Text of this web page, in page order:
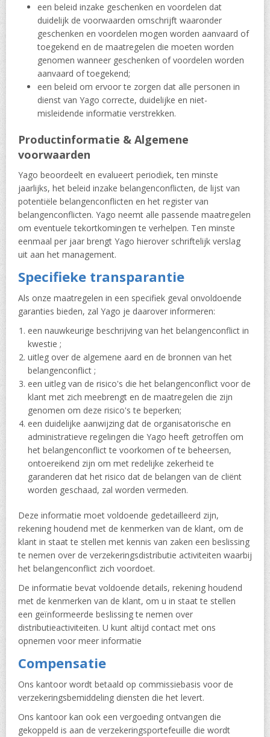
een beleid inzake geschenken en voordelen dat
duidelijk de voorwaarden omschrijft waaronder
geschenken en voordelen mogen worden aanvaard of
toegekend en de maatregelen die moeten worden
genomen wanneer geschenken of voordelen worden
aanvaard of toegekend;
een beleid om ervoor te zorgen dat alle personen in
dienst van Yago correcte, duidelijke en niet-
misleidende informatie verstrekken.
Productinformatie & Algemene
voorwaarden
Yago beoordeelt en evalueert periodiek, ten minste
jaarlijks, het beleid inzake belangenconflicten, de lijst van
potentiële belangenconflicten en het register van
belangenconflicten. Yago neemt alle passende maatregelen
om eventuele tekortkomingen te verhelpen. Ten minste
eenmaal per jaar brengt Yago hierover schriftelijk verslag
uit aan het management.
Specifieke transparantie
Als onze maatregelen in een specifiek geval onvoldoende
garanties bieden, zal Yago je daarover informeren:
een nauwkeurige beschrijving van het belangenconflict in
kwestie ;
uitleg over de algemene aard en de bronnen van het
belangenconflict ;
een uitleg van de risico's die het belangenconflict voor de
klant met zich meebrengt en de maatregelen die zijn
genomen om deze risico's te beperken;
een duidelijke aanwijzing dat de organisatorische en
administratieve regelingen die Yago heeft getroffen om
het belangenconflict te voorkomen of te beheersen,
ontoereikend zijn om met redelijke zekerheid te
garanderen dat het risico dat de belangen van de cliënt
worden geschaad, zal worden vermeden.
Deze informatie moet voldoende gedetailleerd zijn,
rekening houdend met de kenmerken van de klant, om de
klant in staat te stellen met kennis van zaken een beslissing
te nemen over de verzekeringsdistributie activiteiten waarbij
het belangenconflict zich voordoet.
De informatie bevat voldoende details, rekening houdend
met de kenmerken van de klant, om u in staat te stellen
een geïnformeerde beslissing te nemen over
distributieactiviteiten. U kunt altijd contact met ons
opnemen voor meer informatie
Compensatie
Ons kantoor wordt betaald op commissiebasis voor de
verzekeringsbemiddeling diensten die het levert.
Ons kantoor kan ook een vergoeding ontvangen die
gekoppeld is aan de verzekeringsportefeuille die wordt